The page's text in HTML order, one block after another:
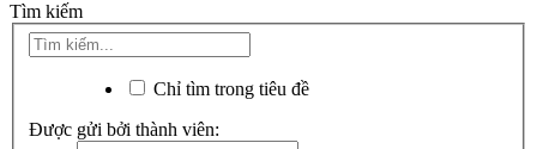
Tìm kiếm
Chỉ tìm trong tiêu đề
Được gửi bởi thành viên: